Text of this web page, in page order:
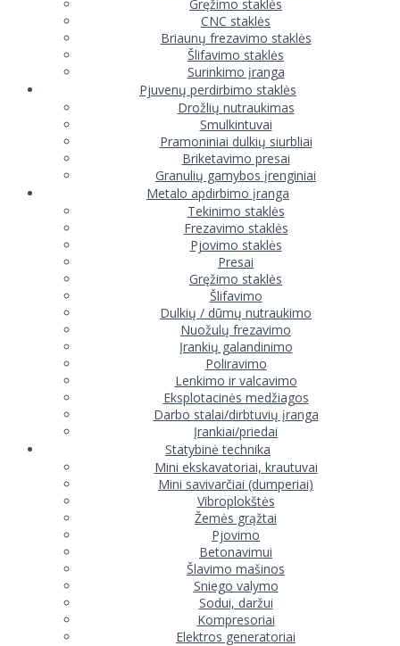
Gręžimo staklės
CNC staklės
Briaunų frezavimo staklės
Šlifavimo staklės
Surinkimo įranga
Pjuvenų perdirbimo staklės
Drožlių nutraukimas
Smulkintuvai
Pramoniniai dulkių siurbliai
Briketavimo presai
Granulių gamybos įrenginiai
Metalo apdirbimo įranga
Tekinimo staklės
Frezavimo staklės
Pjovimo staklės
Presai
Gręžimo staklės
Šlifavimo
Dulkių / dūmų nutraukimo
Nuožulų frezavimo
Įrankių galandinimo
Poliravimo
Lenkimo ir valcavimo
Eksplotacinės medžiagos
Darbo stalai/dirbtuvių įranga
Įrankiai/priedai
Statybinė technika
Mini ekskavatoriai, krautuvai
Mini savivarčiai (dumperiai)
Vibroplokštės
Žemės grąžtai
Pjovimo
Betonavimui
Šlavimo mašinos
Sniego valymo
Sodui, daržui
Kompresoriai
Elektros generatoriai